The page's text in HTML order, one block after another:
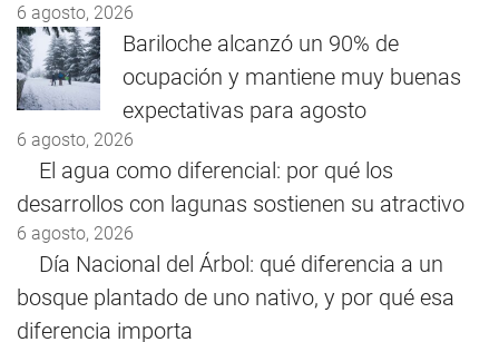
6 agosto, 2026
Bariloche alcanzó un 90% de
ocupación y mantiene muy buenas
expectativas para agosto
6 agosto, 2026
El agua como diferencial: por qué los
desarrollos con lagunas sostienen su atractivo
6 agosto, 2026
Día Nacional del Árbol: qué diferencia a un
bosque plantado de uno nativo, y por qué esa
diferencia importa